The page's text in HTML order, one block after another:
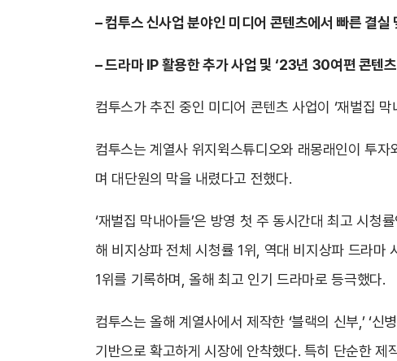
– 컴투스 신사업 분야인 미디어 콘텐츠에서 빠른 결
– 드라마 IP 활용한 추가 사업 및 ‘23년 30여편 콘텐
컴투스가 추진 중인 미디어 콘텐츠 사업이 ‘재벌집 막
컴투스는 계열사 위지윅스튜디오와 래몽래인이 투
며 대단원의 막을 내렸다고 전했다.
‘재벌집 막내아들’은 방영 첫 주 동시간대 최고 시
해 비지상파 전체 시청률 1위, 역대 비지상파 드라
1위를 기록하며, 올해 최고 인기 드라마로 등극했다.
컴투스는 올해 계열사에서 제작한 ‘블랙의 신부,’ ‘
기반으로 확고하게 시장에 안착했다. 특히 단순한